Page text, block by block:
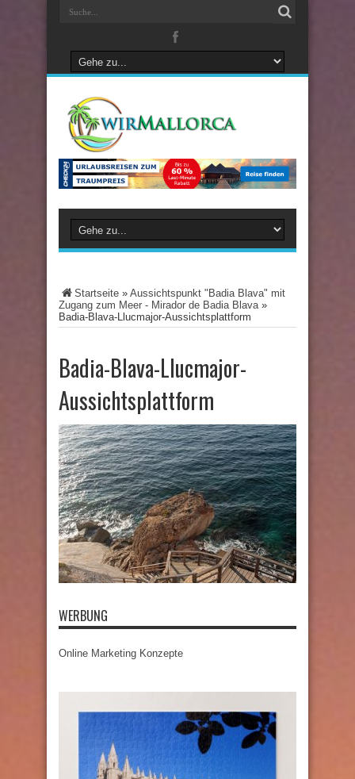
Startseite » Aussichtspunkt "Badia Blava" mit
Zugang zum Meer - Mirador de Badia Blava»
Badia-Blava-Llucmajor-Aussichtsplattform
Badia-Blava-Llucmajor-
Aussichtsplattform
WERBUNG
Online Marketing Konzepte